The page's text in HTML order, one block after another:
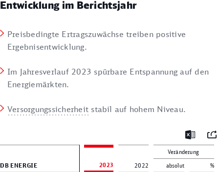
Entwicklung im Berichtsjahr
Preisbedingte Ertragszuwächse treiben positive
Ergebnisentwicklung.
Im Jahresverlauf 2023 spürbare Entspannung auf den
Energiemärkten.
Versorgungssicherheit stabil auf hohem Niveau.
Excel
DB ENERGIE 2023 2022
Verände­rung
absolut
%